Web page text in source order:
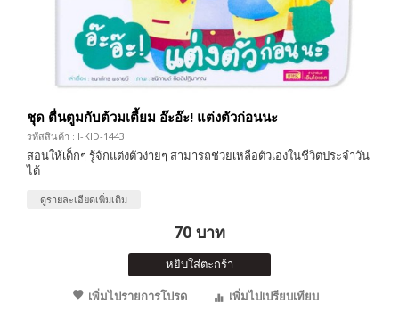
ชุด ตื่นตูมกับต้วมเตี้ยม อ๊ะอ๊ะ! แต่งตัวก่อนนะ
รหัสสินค้า : I-KID-1443
สอนให้เด็กๆ รู้จักแต่งตัวง่ายๆ สามารถช่วยเหลือตัวเองในชีวิตประจำวัน
ได้
ดูรายละเอียดเพิ่มเติม
70 บาท
หยิบใส่ตะกร้า
เพิ่มไปรายการโปรด
เพิ่มไปเปรียบเทียบ